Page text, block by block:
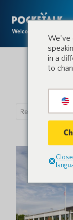
Welcome to the
We've
in a
to